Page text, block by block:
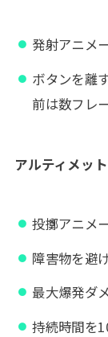
発射アニメ
ボタンを離
前は数フレ
アルティメッ
投擲アニメ
障害物を避
最大爆発ダ
持続時間を